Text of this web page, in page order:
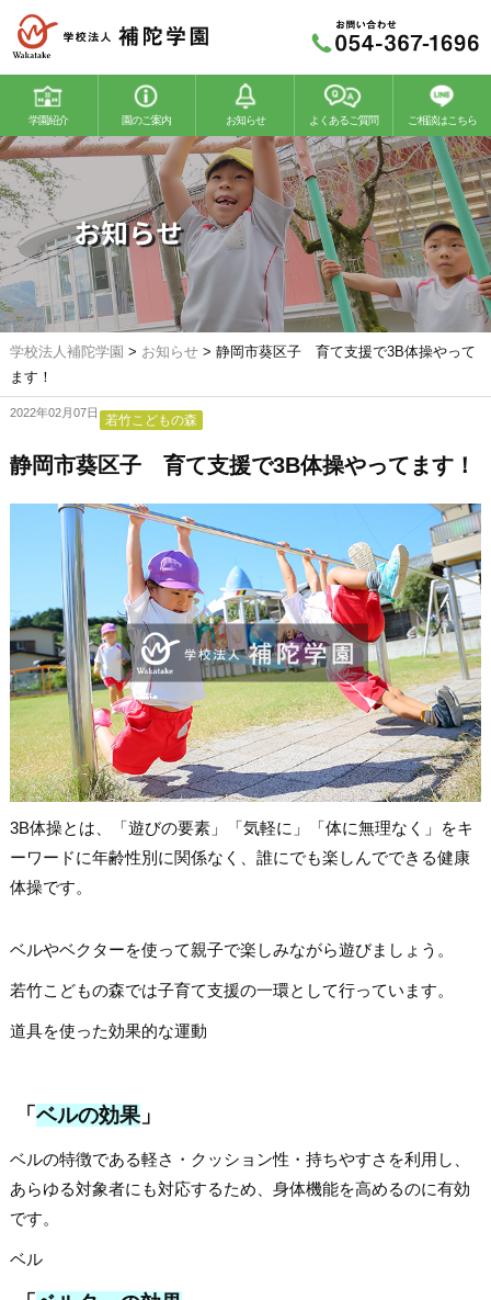
学園紹介 園のご案内
若竹幼稚園 若竹こどもの森
お知らせ よくあるご質問 ご相談はこちら
お知らせ
学校法人補陀学園 > お知らせ> 静岡市葵区子 育て支援で3B体操やって
ます！
2022年02月07日 若竹こどもの森
静岡市葵区子 育て支援で3B体操やってます！
3B体操とは、「遊びの要素」「気軽に」「体に無理なく」をキ
ーワードに年齢性別に関係なく、誰にでも楽しんでできる健康
体操です。
ベルやベクターを使って親子で楽しみながら遊びましょう。
若竹こどもの森では子育て支援の一環として行っています。
道具を使った効果的な運動
「 ベルの効果」
ベルの特徴である軽さ・クッション性・持ちやすさを利用し、
あらゆる対象者にも対応するため、身体機能を高めるのに有効
です。
ベル